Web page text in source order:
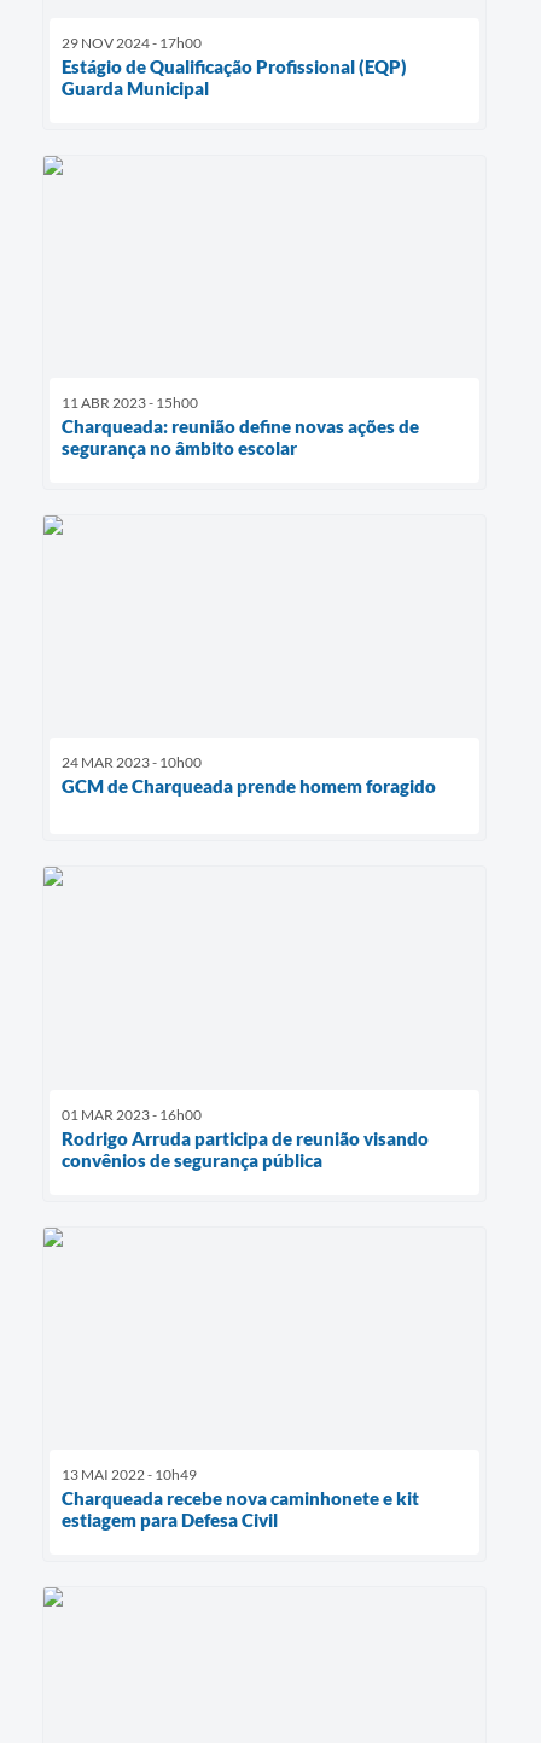
29 NOV 2024 - 17h00
Estágio de Qualificação Profissional (EQP)
Guarda Municipal
11 ABR 2023 - 15h00
Charqueada: reunião define novas ações de
segurança no âmbito escolar
24 MAR 2023 - 10h00
GCM de Charqueada prende homem foragido
01 MAR 2023 - 16h00
Rodrigo Arruda participa de reunião visando
convênios de segurança pública
13 MAI 2022 - 10h49
Charqueada recebe nova caminhonete e kit
estiagem para Defesa Civil